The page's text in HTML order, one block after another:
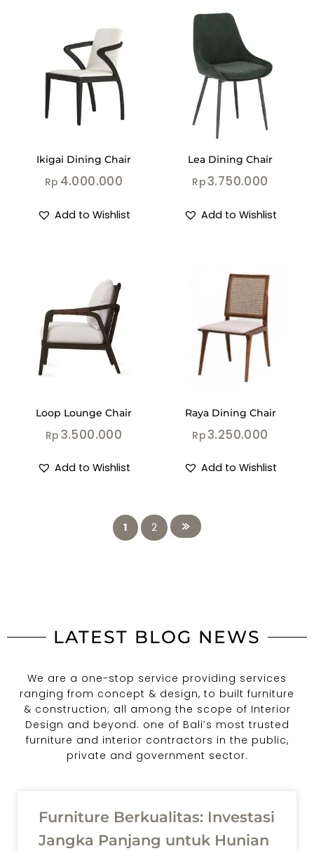
Ikigai Dining Chair
Rp 4.000.000
Add to Wishlist
Lea Dining Chair
Rp3.750.000
Add to Wishlist
Loop Lounge Chair
Rp 3.500.000
Add to Wishlist
Raya Dining Chair
Rp3.250.000
Add to Wishlist
1 2
LATEST BLOG NEWS
We are a one-stop service providing services
ranging from concept & design, to built furniture
& construction; all among the scope of Interior
Design and beyond. one of Bali’s most trusted
furniture and interior contractors in the public,
private and government sector.
Furniture Berkualitas: Investasi
Jangka Panjang untuk Hunian